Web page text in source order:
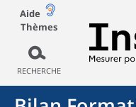
Aide
Thèmes
RECHERCHE